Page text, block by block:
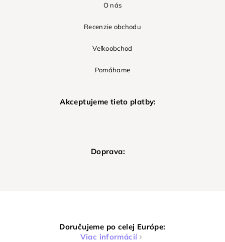
O nás
Recenzie obchodu
Veľkoobchod
Pomáhame
Akceptujeme tieto platby:
Doprava:
Doručujeme po celej Európe:
Viac informácií